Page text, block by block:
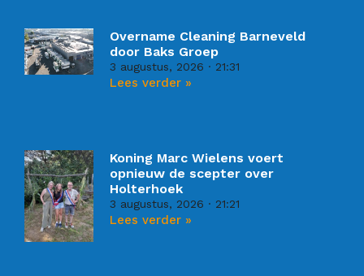
Overname Cleaning Barneveld
door Baks Groep
3 augustus, 2026 21:31
Lees verder »
Koning Marc Wielens voert
opnieuw de scepter over
Holterhoek
3 augustus, 2026 21:21
Lees verder »